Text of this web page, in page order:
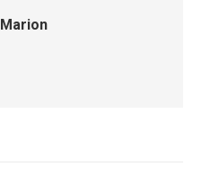
Marion